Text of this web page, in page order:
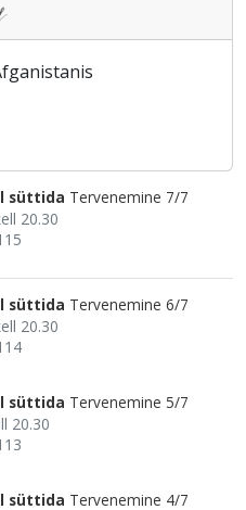
süttida Tervenemine 7/7
20.30
süttida Tervenemine 6/7
20.30
süttida Tervenemine 5/7
20.30
süttida Tervenemine 4/7